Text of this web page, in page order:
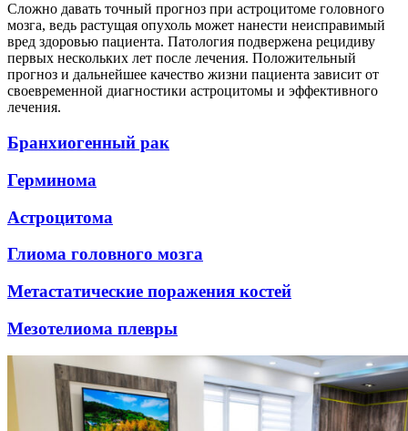
Сложно давать точный прогноз при астроцитоме головного
мозга, ведь растущая опухоль может нанести неисправимый
вред здоровью пациента. Патология подвержена рецидиву
первых нескольких лет после лечения. Положительный
прогноз и дальнейшее качество жизни пациента зависит от
своевременной диагностики астроцитомы и эффективного
лечения.
Бранхиогенный рак
Герминома
Астроцитома
Глиома головного мозга
Метастатические поражения костей
Мезотелиома плевры